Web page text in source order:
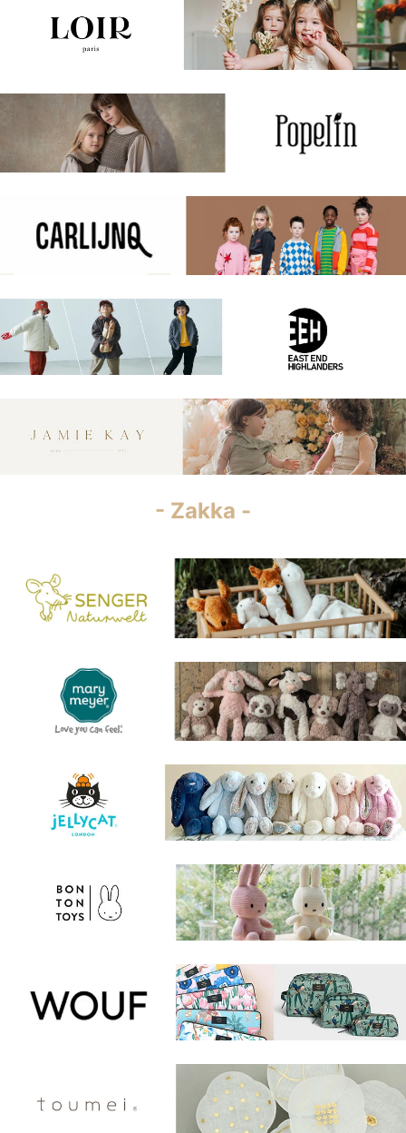
- Zakka -